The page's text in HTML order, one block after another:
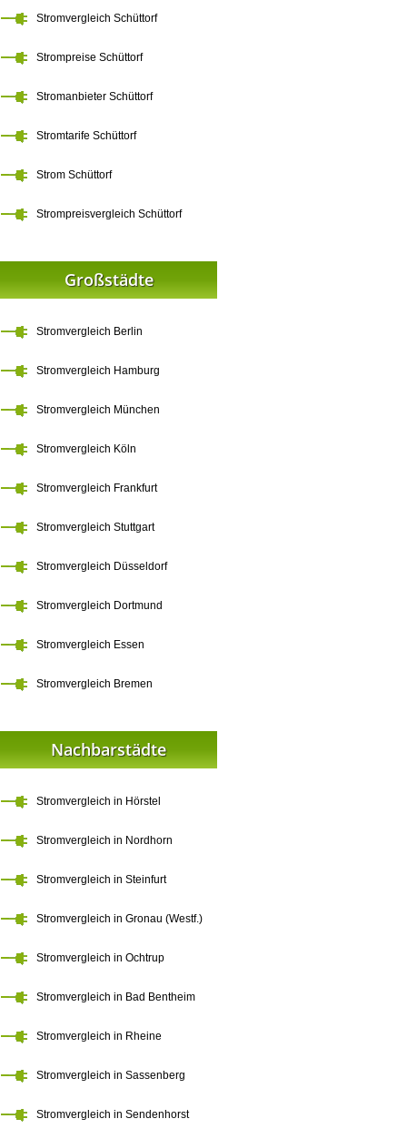
Stromvergleich Schüttorf
Strompreise Schüttorf
Stromanbieter Schüttorf
Stromtarife Schüttorf
Strom Schüttorf
Strompreisvergleich Schüttorf
Großstädte
Stromvergleich Berlin
Stromvergleich Hamburg
Stromvergleich München
Stromvergleich Köln
Stromvergleich Frankfurt
Stromvergleich Stuttgart
Stromvergleich Düsseldorf
Stromvergleich Dortmund
Stromvergleich Essen
Stromvergleich Bremen
Nachbarstädte
Stromvergleich in Hörstel
Stromvergleich in Nordhorn
Stromvergleich in Steinfurt
Stromvergleich in Gronau (Westf.)
Stromvergleich in Ochtrup
Stromvergleich in Bad Bentheim
Stromvergleich in Rheine
Stromvergleich in Sassenberg
Stromvergleich in Sendenhorst